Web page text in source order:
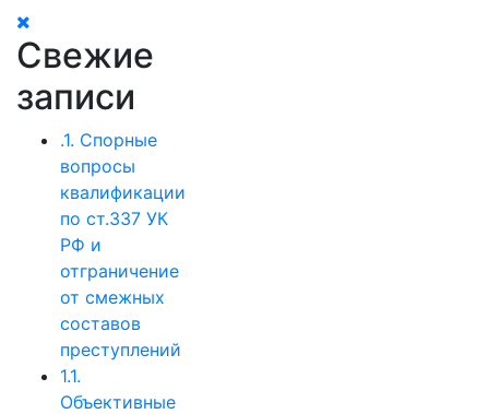
Свежие
записи
.1. Спорные
вопросы
квалификации
по ст.337 УК
РФ и
отграничение
от смежных
составов
преступлений
1.1.
Объективные